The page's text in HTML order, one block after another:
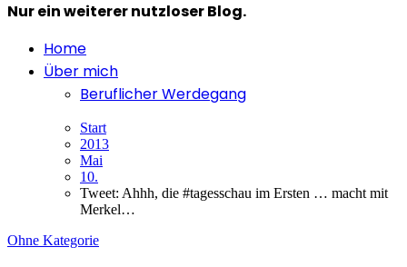
Nur ein weiterer nutzloser Blog.
Home
Über mich
Beruflicher Werdegang
Start
2013
Mai
10.
Tweet: Ahhh, die #tagesschau im Ersten … macht mit
Merkel…
Ohne Kategorie